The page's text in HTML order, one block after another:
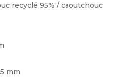
recyclé 95% / caoutchouc
mm